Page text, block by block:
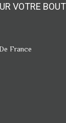
VOTRE